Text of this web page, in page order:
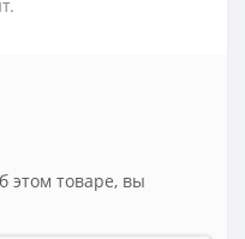
этом товаре, вы